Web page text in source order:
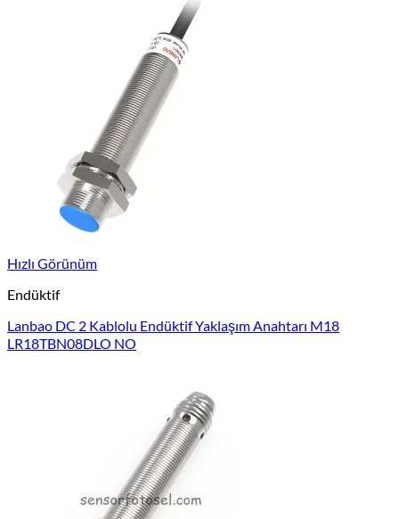
Hızlı Görünüm
Endüktif
Lanbao DC 2 Kablolu Endüktif Yaklaşım Anahtarı M18
LR18TBN08DLO NO